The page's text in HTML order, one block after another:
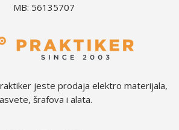
MB: 56135707
jeste prodaja elektro materijala,
šrafova i alata.